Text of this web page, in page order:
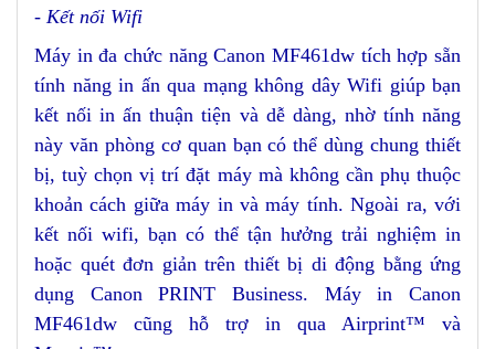
- Kết nối Wifi
Máy in đa chức năng Canon MF461dw tích hợp sẵn
tính năng in ấn qua mạng không dây Wifi giúp bạn
kết nối in ấn thuận tiện và dễ dàng, nhờ tính năng
này văn phòng cơ quan bạn có thể dùng chung thiết
bị, tuỳ chọn vị trí đặt máy mà không cần phụ thuộc
khoản cách giữa máy in và máy tính. Ngoài ra, với
kết nối wifi, bạn có thể tận hưởng trải nghiệm in
hoặc quét đơn giản trên thiết bị di động bằng ứng
dụng Canon PRINT Business. Máy in Canon
MF461dw cũng hỗ trợ in qua Airprint™ và